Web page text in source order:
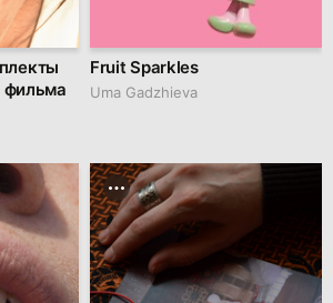
фильма
Fruit Sparkles
Uma Gadzhieva